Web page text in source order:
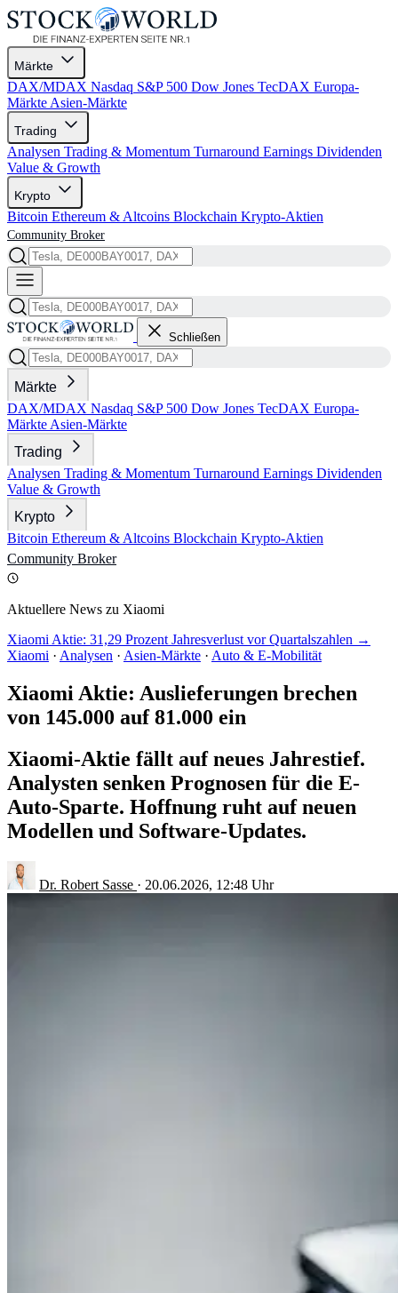
Märkte
DAX/MDAX Nasdaq S&P 500 Dow Jones TecDAX Europa-
Märkte Asien-Märkte
Trading
Analysen Trading & Momentum Turnaround Earnings Dividenden
Value & Growth
Krypto
Bitcoin Ethereum & Altcoins Blockchain Krypto-Aktien
Community Broker
Schließen
Märkte
DAX/MDAX Nasdaq S&P 500 Dow Jones TecDAX Europa-
Märkte Asien-Märkte
Trading
Analysen Trading & Momentum Turnaround Earnings Dividenden
Value & Growth
Krypto
Bitcoin Ethereum & Altcoins Blockchain Krypto-Aktien
Community Broker
Aktuellere News zu Xiaomi
Xiaomi Aktie: 31,29 Prozent Jahresverlust vor Quartalszahlen →
Xiaomi · Analysen · Asien-Märkte · Auto & E-Mobilität
Xiaomi Aktie: Auslieferungen brechen
von 145.000 auf 81.000 ein
Xiaomi-Aktie fällt auf neues Jahrestief.
Analysten senken Prognosen für die E-
Auto-Sparte. Hoffnung ruht auf neuen
Modellen und Software-Updates.
Dr. Robert Sasse · 20.06.2026, 12:48 Uhr